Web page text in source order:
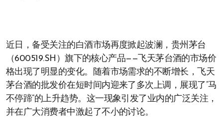
近日，备受关注的白酒市场再度掀起波澜，贵州茅台
（600519.SH）旗下的核心产品——飞天茅台酒的市场价
格出现了明显的变化。随着市场需求的不断增长，飞天
茅台酒的批发价在短时间内迎来了多次上调，展现了“马
不停蹄”的上升趋势。这一现象引发了业内的广泛关注，
并在广大消费者中激起了不小的讨论。